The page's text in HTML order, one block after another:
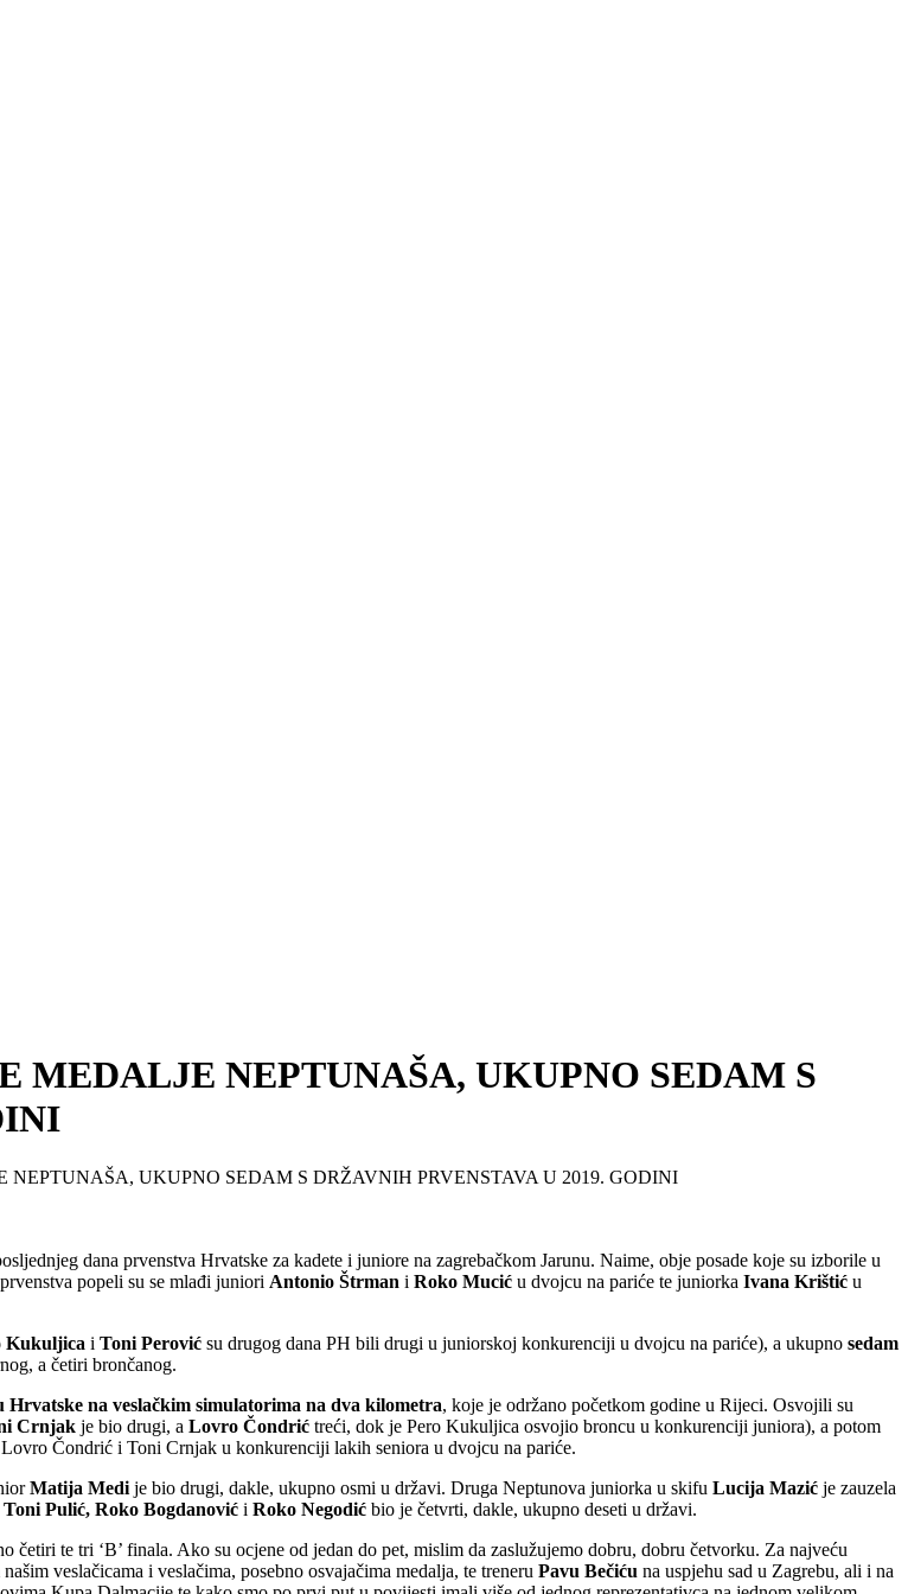
MEDALJE NEPTUNAŠA, UKUPNO SEDAM S
UKUPNO SEDAM S DRŽAVNIH PRVENSTAVA U 2019. GODINI
dana prvenstva Hrvatske za kadete i juniore na zagrebačkom Jarunu. Naime, obje posade koje su izborile u
popeli su se mlađi juniori Antonio Štrman i Roko Mucić u dvojcu na pariće te juniorka Ivana Krištić u
Kukuljica i Toni Perović su drugog dana PH bili drugi u juniorskoj konkurenciji u dvojcu na pariće), a ukupno sedam
a četiri brončanog.
Hrvatske na veslačkim simulatorima na dva kilometra, koje je održano početkom godine u Rijeci. Osvojili su
Crnjak je bio drugi, a Lovro Čondrić treći, dok je Pero Kukuljica osvojio broncu u konkurenciji juniora), a potom
Čondrić i Toni Crnjak u konkurenciji lakih seniora u dvojcu na pariće.
Matija Medi je bio drugi, dakle, ukupno osmi u državi. Druga Neptunova juniorka u skifu Lucija Mazić je zauzela
Pulić, Roko Bogdanović i Roko Negodić bio je četvrti, dakle, ukupno deseti u državi.
te tri ‘B’ finala. Ako su ocjene od jedan do pet, mislim da zaslužujemo dobru, dobru četvorku. Za najveću
veslačicama i veslačima, posebno osvajačima medalja, te treneru Pavu Bečiću na uspjehu sad u Zagrebu, ali i na